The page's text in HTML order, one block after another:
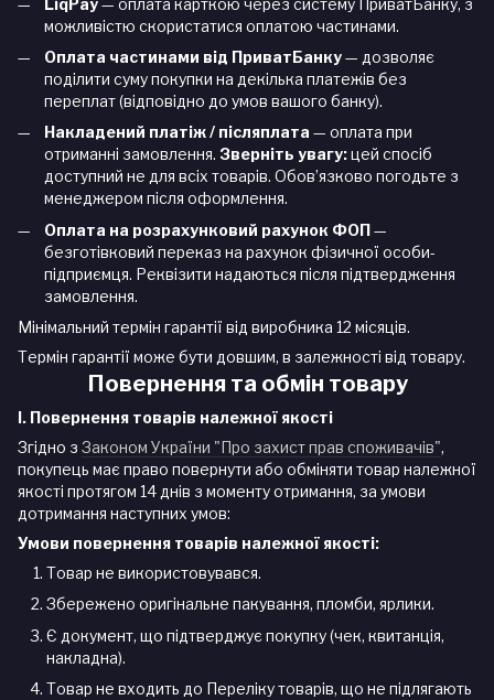
можливістю скористатися оплатою частинами.
Оплата частинами від ПриватБанку— дозволяє
поділити суму покупки на декілька платежів без
переплат (відповідно до умов вашого банку).
Накладений платіж / післяплата — оплата при
отриманні замовлення. Зверніть увагу:цей спосіб
доступний не для всіх товарів. Обов’язково погодьте з
менеджером після оформлення.
Оплата на розрахунковий рахунок ФОП—
безготівковий переказ на рахунок фізичної особи-
підприємця. Реквізити надаються після підтвердження
замовлення.
Мінімальний термін гарантії від виробника 12 місяців.
Термін гарантії може бути довшим, в залежності від товару.
Повернення та обмін товару
I. Повернення товарів належної якості
Згідно з Законом України "Про захист прав споживачів",
покупець має право повернути або обміняти товар належної
якості протягом 14 днів з моменту отримання, за умови
дотримання наступних умов:
Умови повернення товарів належної якості:
Товар не використовувався.
Збережено оригінальне пакування, пломби, ярлики.
Є документ, що підтверджує покупку (чек, квитанція,
накладна).
Товар не входить до Переліку товарів, що не підлягають